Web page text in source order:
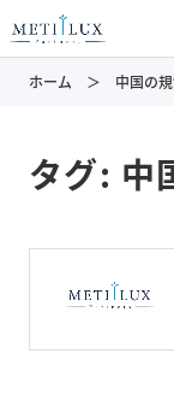
ホーム 中国の
タグ: 中